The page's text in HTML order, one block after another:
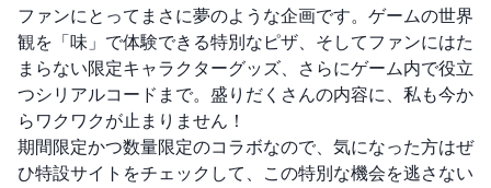
ファンにとってまさに夢のような企画です。ゲームの世界
観を「味」で体験できる特別なピザ、そしてファンにはた
まらない限定キャラクターグッズ、さらにゲーム内で役立
つシリアルコードまで。盛りだくさんの内容に、私も今か
らワクワクが止まりません！
期間限定かつ数量限定のコラボなので、気になった方はぜ
ひ特設サイトをチェックして、この特別な機会を逃さない